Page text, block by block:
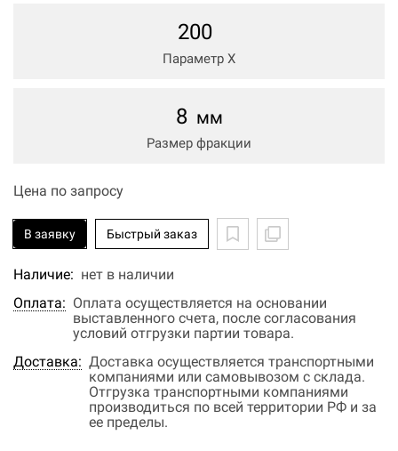
200
Параметр Х
8 мм
Размер фракции
Цена по запросу
В заявку Быстрый заказ
Наличие: нет в наличии
Оплата: Оплата осуществляется на основании
выставленного счета, после согласования
условий отгрузки партии товара.
Доставка: Доставка осуществляется транспортными
компаниями или самовывозом с склада.
Отгрузка транспортными компаниями
производиться по всей территории РФ и за
ее пределы.